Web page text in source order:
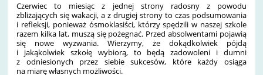
Czerwiec to miesiąc z jednej strony radosny z powodu
zbliżających się wakacji, a z drugiej strony to czas podsumowania
i refleksji, ponieważ ósmoklasiści, którzy spędzili w naszej szkole
razem kilka lat, muszą się pożegnać. Przed absolwentami pojawią
się nowe wyzwania. Wierzymy, że dokądkolwiek pójdą
i jakąkolwiek szkołę wybiorą, to będą zadowoleni i dumni
z odniesionych przez siebie sukcesów, które każdy osiąga
na miarę własnych możliwości.